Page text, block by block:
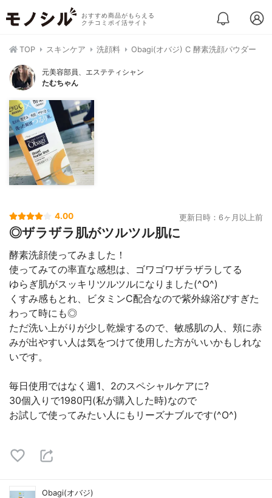
おすすめ商品がもらえる
クチコミポイ活サイト
TOP スキンケア 洗顔料 Obagi(オバジ) C 酵素洗顔パウダー
元美容部員、エステティシャン
たむちゃん
4.00 更新日時：6ヶ月以上前
◎ザラザラ肌がツルツル肌に
酵素洗顔使ってみました！
使ってみての率直な感想は、ゴワゴワザラザラしてる
ゆらぎ肌がスッキリツルツルになりました(^O^)
くすみ感もとれ、ビタミンC配合なので紫外線浴びすぎた
わって時にも◎
ただ洗い上がりが少し乾燥するので、敏感肌の人、頬に赤
みが出やすい人は気をつけて使用した方がいいかもしれな
いです。
毎日使用ではなく週1、2のスペシャルケアに?
30個入りで1980円(私が購入した時)なので
お試しで使ってみたい人にもリーズナブルです(^O^)
Obagi(オバジ)